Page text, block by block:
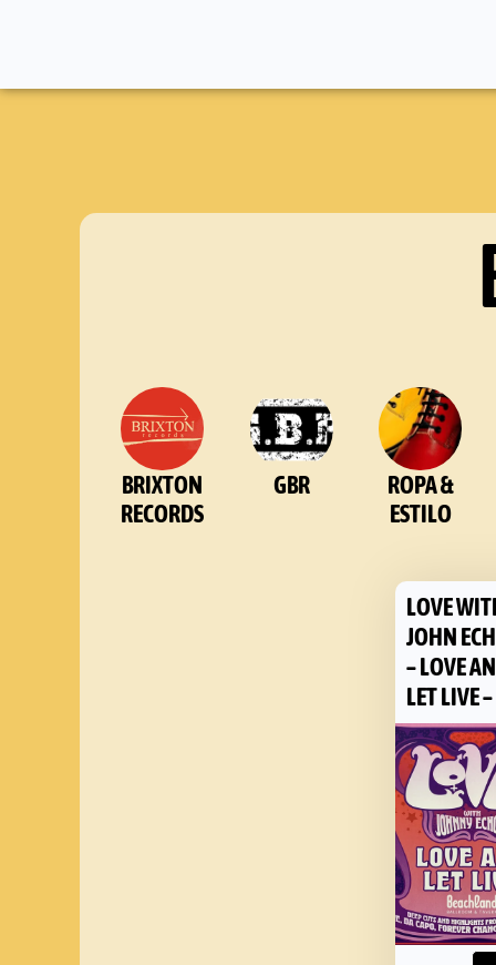
BRIXTON
RECORDS
GBR
ROPA &
ESTILO
LOVE
JOHN
– LOVE
LET LIVE